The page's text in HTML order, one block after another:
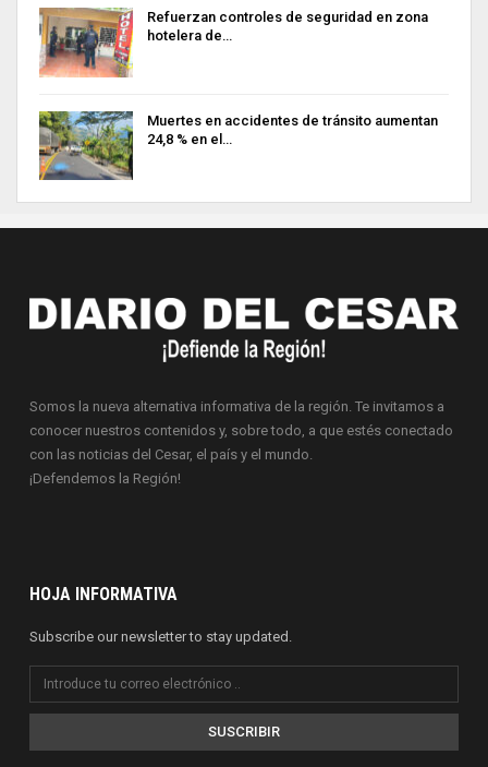
Refuerzan controles de seguridad en zona
hotelera de…
Muertes en accidentes de tránsito aumentan
24,8 % en el…
Somos la nueva alternativa informativa de la región. Te invitamos a
conocer nuestros contenidos y, sobre todo, a que estés conectado
con las noticias del Cesar, el país y el mundo.
¡Defendemos la Región!
HOJA INFORMATIVA
Subscribe our newsletter to stay updated.
SUSCRIBIR